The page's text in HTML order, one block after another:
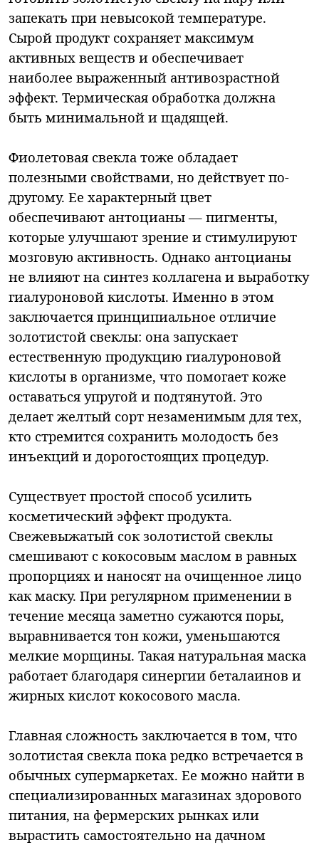
запекать при невысокой температуре.
Сырой продукт сохраняет максимум
активных веществ и обеспечивает
наиболее выраженный антивозрастной
эффект. Термическая обработка должна
быть минимальной и щадящей.
Фиолетовая свекла тоже обладает
полезными свойствами, но действует по-
другому. Ее характерный цвет
обеспечивают антоцианы — пигменты,
которые улучшают зрение и стимулируют
мозговую активность. Однако антоцианы
не влияют на синтез коллагена и выработку
гиалуроновой кислоты. Именно в этом
заключается принципиальное отличие
золотистой свеклы: она запускает
естественную продукцию гиалуроновой
кислоты в организме, что помогает коже
оставаться упругой и подтянутой. Это
делает желтый сорт незаменимым для тех,
кто стремится сохранить молодость без
инъекций и дорогостоящих процедур.
Существует простой способ усилить
косметический эффект продукта.
Свежевыжатый сок золотистой свеклы
смешивают с кокосовым маслом в равных
пропорциях и наносят на очищенное лицо
как маску. При регулярном применении в
течение месяца заметно сужаются поры,
выравнивается тон кожи, уменьшаются
мелкие морщины. Такая натуральная маска
работает благодаря синергии беталаинов и
жирных кислот кокосового масла.
Главная сложность заключается в том, что
золотистая свекла пока редко встречается в
обычных супермаркетах. Ее можно найти в
специализированных магазинах здорового
питания, на фермерских рынках или
вырастить самостоятельно на дачном